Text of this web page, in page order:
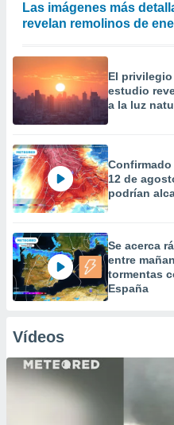
Las imágenes más
revelan remolinos de
El
estudio
a la luz
12 de
podrían
Se acerca
entre
tormentas
España
Vídeos